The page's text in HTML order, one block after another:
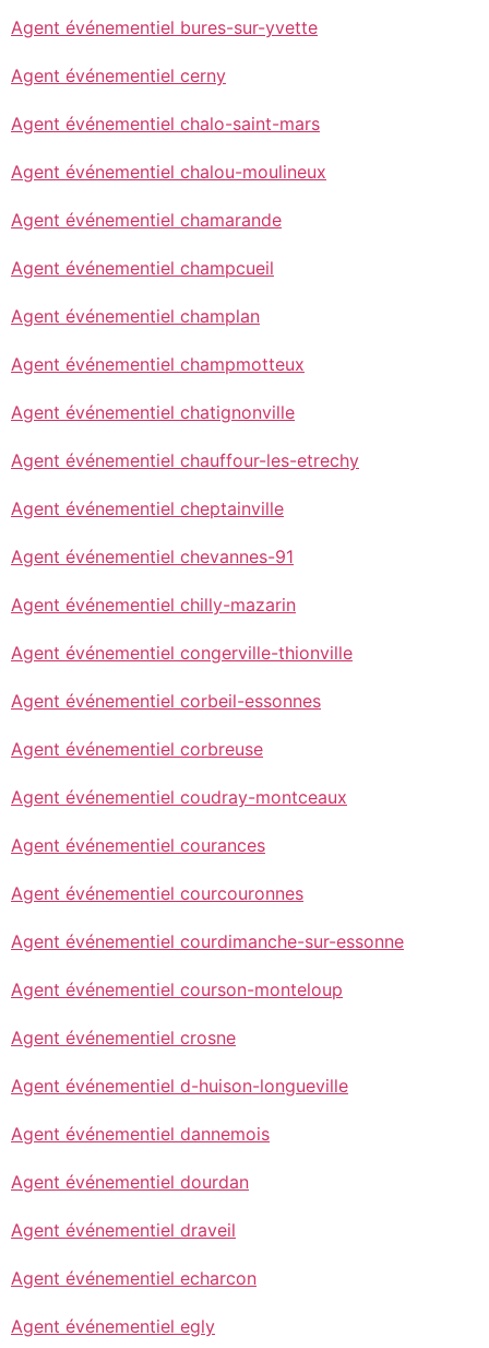
Agent événementiel bures-sur-yvette
Agent événementiel cerny
Agent événementiel chalo-saint-mars
Agent événementiel chalou-moulineux
Agent événementiel chamarande
Agent événementiel champcueil
Agent événementiel champlan
Agent événementiel champmotteux
Agent événementiel chatignonville
Agent événementiel chauffour-les-etrechy
Agent événementiel cheptainville
Agent événementiel chevannes-91
Agent événementiel chilly-mazarin
Agent événementiel congerville-thionville
Agent événementiel corbeil-essonnes
Agent événementiel corbreuse
Agent événementiel coudray-montceaux
Agent événementiel courances
Agent événementiel courcouronnes
Agent événementiel courdimanche-sur-essonne
Agent événementiel courson-monteloup
Agent événementiel crosne
Agent événementiel d-huison-longueville
Agent événementiel dannemois
Agent événementiel dourdan
Agent événementiel draveil
Agent événementiel echarcon
Agent événementiel egly